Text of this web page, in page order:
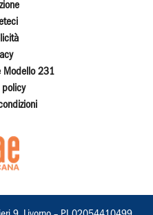
Modello 231
policy